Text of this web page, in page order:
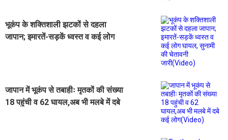
भूकंप के शक्तिशाली झटकों से दहला
जापान; इमारतें-सड़कें ध्वस्त व कई लोग
जापान में भूकंप से तबाहीः मृतकों की संख्या
18 पहुंची व 62 घायल,अब भी मलबे में दबे